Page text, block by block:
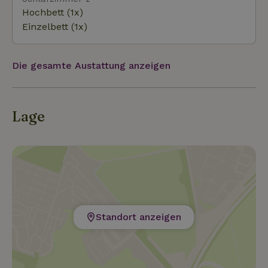
(Sport-)Aktivitäten organisiert.
Hochbett (1x)
Einzelbett (1x)
Die gesamte Austattung anzeigen
Lage
Standort anzeigen